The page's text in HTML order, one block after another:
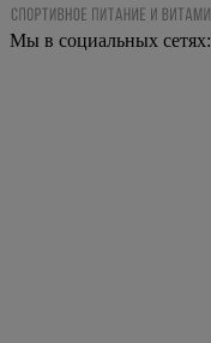
Мы в социальных сетях: